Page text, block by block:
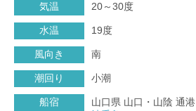
気温 20～30度
水温 19度
風向き 南
潮回り 小潮
船宿
山口県 山口・山陰 通港